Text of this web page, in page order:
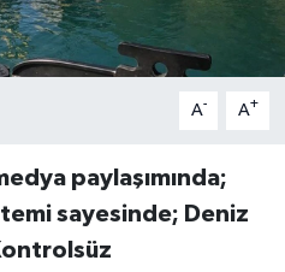
A- A+
paylaşımında;
sayesinde; Deniz